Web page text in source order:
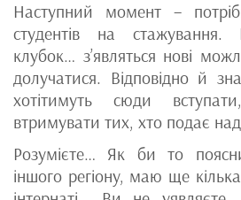
Наступний момент –
студентів на стажування.
клубок… з’являться нові
долучатися. Відповідно й
хотітимуть сюди
втримувати тих, хто подає
Розумієте… Як би то
іншого регіону, маю ще